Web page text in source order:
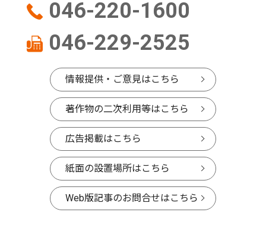
046-220-1600
046-229-2525
情報提供・ご意見はこちら
著作物の二次利用等はこちら
広告掲載はこちら
紙面の設置場所はこちら
Web版記事のお問合せはこちら